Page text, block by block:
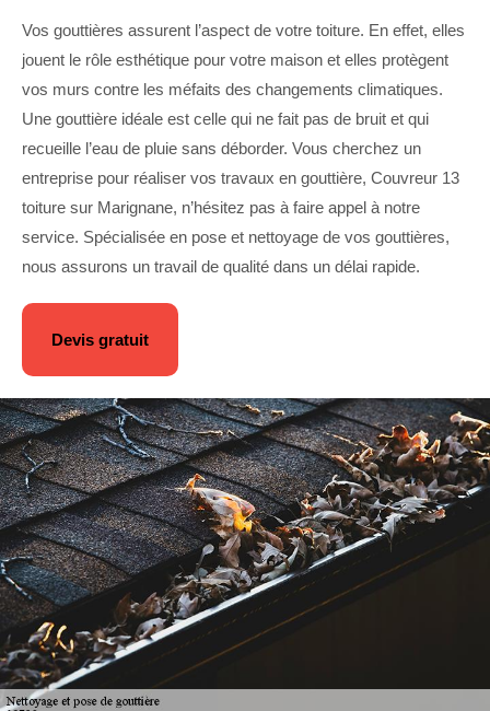
Vos gouttières assurent l’aspect de votre toiture. En effet, elles
jouent le rôle esthétique pour votre maison et elles protègent
vos murs contre les méfaits des changements climatiques.
Une gouttière idéale est celle qui ne fait pas de bruit et qui
recueille l’eau de pluie sans déborder. Vous cherchez un
entreprise pour réaliser vos travaux en gouttière, Couvreur 13
toiture sur Marignane, n’hésitez pas à faire appel à notre
service. Spécialisée en pose et nettoyage de vos gouttières,
nous assurons un travail de qualité dans un délai rapide.
Devis gratuit